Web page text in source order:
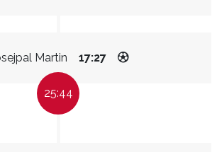
Martin 17:27
25:44